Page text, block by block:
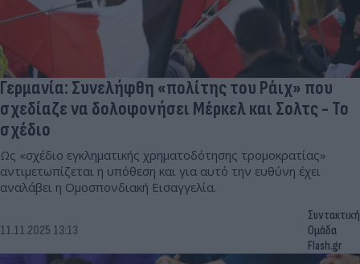
Γερμανία: Συνελήφθη «πολίτης του Ράιχ» που
σχεδίαζε να δολοφονήσει Μέρκελ και Σολτς - Το
σχέδιο
Ως «σχέδιο εγκληματικής χρηματοδότησης τρομοκρατίας»
αντιμετωπίζεται η υπόθεση και για αυτό την ευθύνη έχει
αναλάβει η Ομοσπονδιακή Εισαγγελία.
11.11.2025 13:13
Συντακτική
Ομάδα
Flash.gr